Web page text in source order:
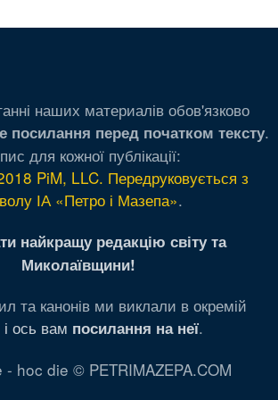
наших материалів обов'язково
посилання перед початком тексту.
для кожної публікації:
PiM, LLC. Передруковується з
ІА «Петро і Мазепа».
найкращу редакцію світу та
Миколаївщини!
та канонів ми виклали в окремій
і ось вам посилання на неї.
hoc die © PETRIMAZEPA.COM